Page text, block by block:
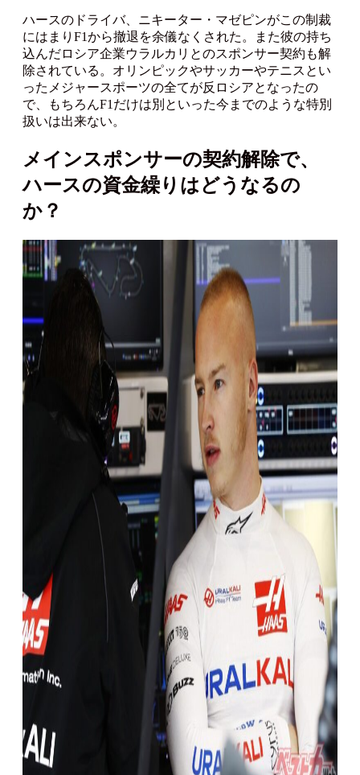
ハースのドライバ、ニキーター・マゼピンがこの制裁
にはまりF1から撤退を余儀なくされた。また彼の持ち
込んだロシア企業ウラルカリとのスポンサー契約も解
除されている。オリンピックやサッカーやテニスとい
ったメジャースポーツの全てが反ロシアとなったの
で、もちろんF1だけは別といった今までのような特別
扱いは出来ない。
メインスポンサーの契約解除で、
ハースの資金繰りはどうなるの
か？